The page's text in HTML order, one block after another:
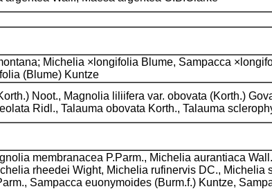
Michelia ×longifolia Blume, Sampacca
(Blume) Kuntze
Noot., Magnolia liliifera var. obovata (Korth.)
Ridl., Talauma obovata Korth., Talauma
membranacea P.Parm., Michelia aurantiaca
rheedei Wight, Michelia rufinervis DC.,
Sampacca euonymoides (Burm.f.) Kuntze,